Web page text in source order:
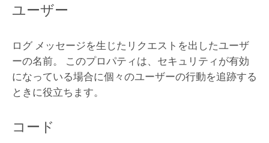
ユーザー
ログ メッセージを生じたリクエストを出したユーザ
ーの名前。 このプロパティは、セキュリティが有効
になっている場合に個々のユーザーの行動を追跡する
ときに役立ちます。
コード